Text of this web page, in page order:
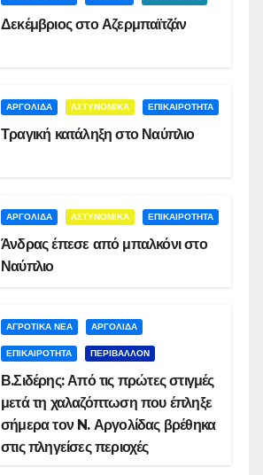
Δεκέμβριος στο Αζερμπαϊτζάν
ΑΡΓΟΛΙΔΑ ΑΣΤΥΝΟΜΙΚΑ ΕΠΙΚΑΙΡΟΤΗΤΑ
Τραγική κατάληξη στο Ναύπλιο
ΑΡΓΟΛΙΔΑ ΑΣΤΥΝΟΜΙΚΑ ΕΠΙΚΑΙΡΟΤΗΤΑ
Άνδρας έπεσε από μπαλκόνι στο
Ναύπλιο
ΑΓΡΟΤΙΚΑ ΝΕΑ ΑΡΓΟΛΙΔΑ
ΕΠΙΚΑΙΡΟΤΗΤΑ ΠΕΡΙΒΑΛΛΟΝ
Β.Σιδέρης: Από τις πρώτες στιγμές
μετά τη χαλαζόπτωση που έπληξε
σήμερα τον N. Αργολίδας βρέθηκα
στις πληγείσες περιοχές